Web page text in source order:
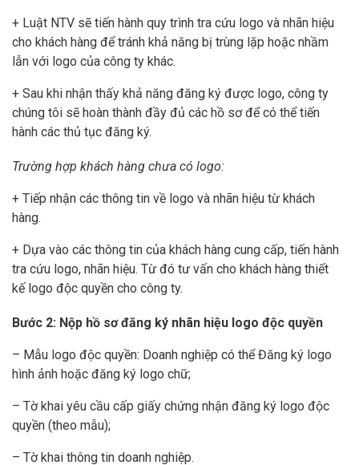
+ Luật NTV sẽ tiến hành quy trình tra cứu logo và nhãn hiệu
cho khách hàng để tránh khả năng bị trùng lặp hoặc nhầm
lẫn với logo của công ty khác.
+ Sau khi nhận thấy khả năng đăng ký được logo, công ty
chúng tôi sẽ hoàn thành đầy đủ các hồ sơ để có thể tiến
hành các thủ tục đăng ký.
Trường hợp khách hàng chưa có logo:
+ Tiếp nhận các thông tin về logo và nhãn hiệu từ khách
hàng.
+ Dựa vào các thông tin của khách hàng cung cấp, tiến hành
tra cứu logo, nhãn hiệu. Từ đó tư vấn cho khách hàng thiết
kế logo độc quyền cho công ty.
Bước 2: Nộp hồ sơ đăng ký nhãn hiệu logo độc quyền
– Mẫu logo độc quyền: Doanh nghiệp có thể Đăng ký logo
hình ảnh hoặc đăng ký logo chữ;
– Tờ khai yêu cầu cấp giấy chứng nhận đăng ký logo độc
quyền (theo mẫu);
– Tờ khai thông tin doanh nghiệp.